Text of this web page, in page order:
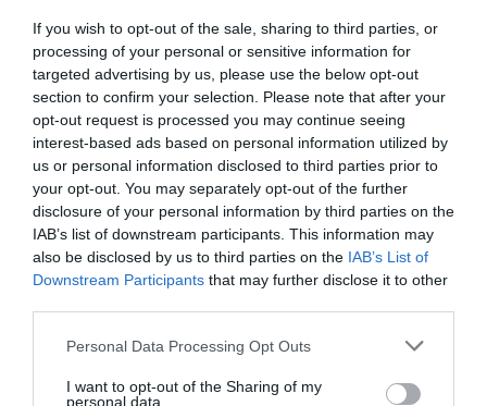
If you wish to opt-out of the sale, sharing to third parties, or
processing of your personal or sensitive information for
targeted advertising by us, please use the below opt-out
section to confirm your selection. Please note that after your
opt-out request is processed you may continue seeing
interest-based ads based on personal information utilized by
us or personal information disclosed to third parties prior to
your opt-out. You may separately opt-out of the further
disclosure of your personal information by third parties on the
IAB’s list of downstream participants. This information may
also be disclosed by us to third parties on the IAB’s List of
Downstream Participants that may further disclose it to other
Please note that this website/app uses one or more Google
not limited to your visit or usage behaviour. You may click to
Personal Data Processing Opt Outs
I want to opt-out of the Sharing of my
personal data.
Nissan LEAF 22 504 dollár -19.2%
Tesla Model S 64 938 dollár -19.0%
Land Rover Range Rover 75 481 dollár -18.5%
Land Rover Range Rover Velar 46 269 dollár -17.5%
Land Rover Discovery 40 986 dollár -16.8%
Hyundai Ioniq Hybrid 20 148 dollár -16.2%
Jaguar E-PACE 33 213 dollár -16.2%
BMW 5 Series (PHEV) 33 607 dollár -15.5%
Országos átlag 32 811 dollár -3.6%